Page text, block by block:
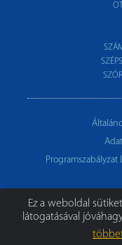
© 2026
Ez a weboldal
látogatásával